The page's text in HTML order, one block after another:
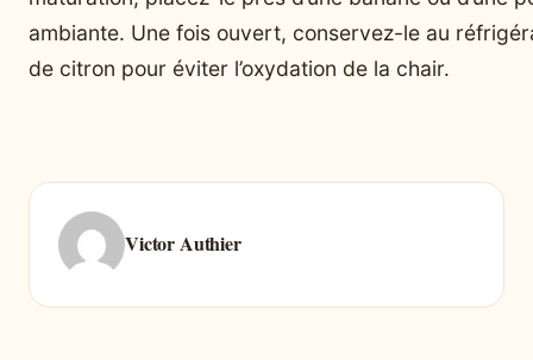
ambiante. Une fois ouvert, conservez-le au
de citron pour éviter l’oxydation de la chair.
Victor Authier